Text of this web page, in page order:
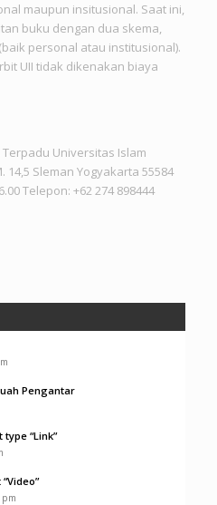
maupun insitusional. Saat ini,
buku dengan dua skema,
personal atau institusional).
UII tidak dikenakan biaya
Universitas Islam
14,5 Sleman Yogyakarta 55584
Telepon: +62 274 898444
Pengantar
“Link”
pm